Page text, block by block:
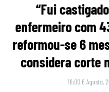
“Fui
enfermeiro com
reformou-se 6
considera corte
16:00 6 Agosto,